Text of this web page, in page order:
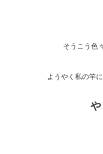
そうこう色
ようやく私の竿
や